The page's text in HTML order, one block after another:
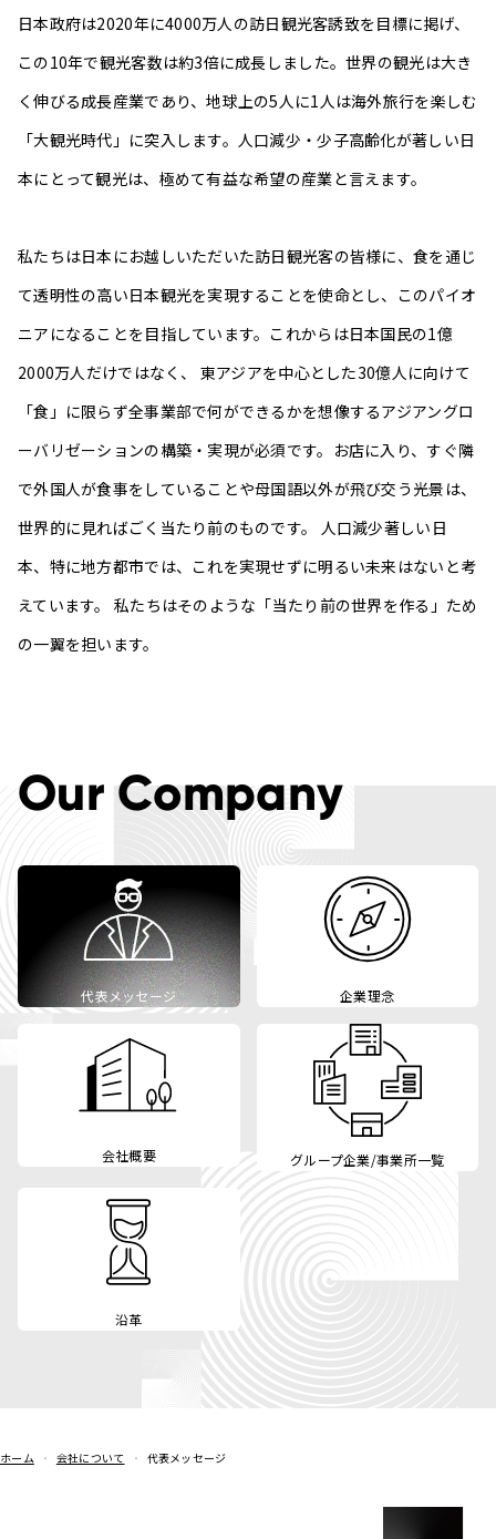
日本政府は2020年に4000万人の訪日観光客誘致を目標に掲げ、
この10年で観光客数は約3倍に成長しました。世界の観光は大き
く伸びる成長産業であり、地球上の5人に1人は海外旅行を楽しむ
「大観光時代」に突入します。人口減少・少子高齢化が著しい日
本にとって観光は、極めて有益な希望の産業と言えます。
私たちは日本にお越しいただいた訪日観光客の皆様に、食を通じ
て透明性の高い日本観光を実現することを使命とし、このパイオ
ニアになることを目指しています。これからは日本国民の1億
2000万人だけではなく、 東アジアを中心とした30億人に向けて
「食」に限らず全事業部で何ができるかを想像するアジアングロ
ーバリゼーションの構築・実現が必須です。お店に入り、すぐ隣
で外国人が食事をしていることや母国語以外が飛び交う光景は、
世界的に見ればごく当たり前のものです。 人口減少著しい日
本、特に地方都市では、これを実現せずに明るい未来はないと考
えています。 私たちはそのような「当たり前の世界を作る」ため
の一翼を担います。
Our Company
代表メッセージ 企業理念
会社概要 グループ企業/事業所一覧
沿革
ホーム 会社について 代表メッセージ